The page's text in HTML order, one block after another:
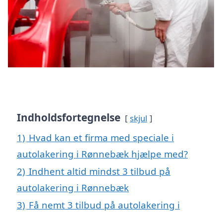
Indholdsfortegnelse skjul
1) Hvad kan et firma med speciale i
autolakering i Rønnebæk hjælpe med?
2) Indhent altid mindst 3 tilbud på
autolakering i Rønnebæk
3) Få nemt 3 tilbud på autolakering i